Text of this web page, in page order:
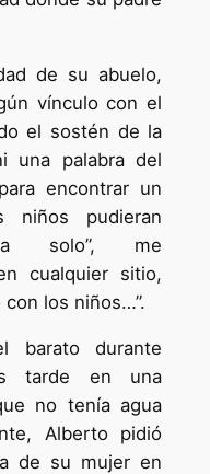
de su abuelo,
vínculo con el
el sostén de la
una palabra del
encontrar un
niños pudieran
solo”, me
cualquier sitio,
los niños…”.
barato durante
tarde en una
no tenía agua
Alberto pidió
de su mujer en